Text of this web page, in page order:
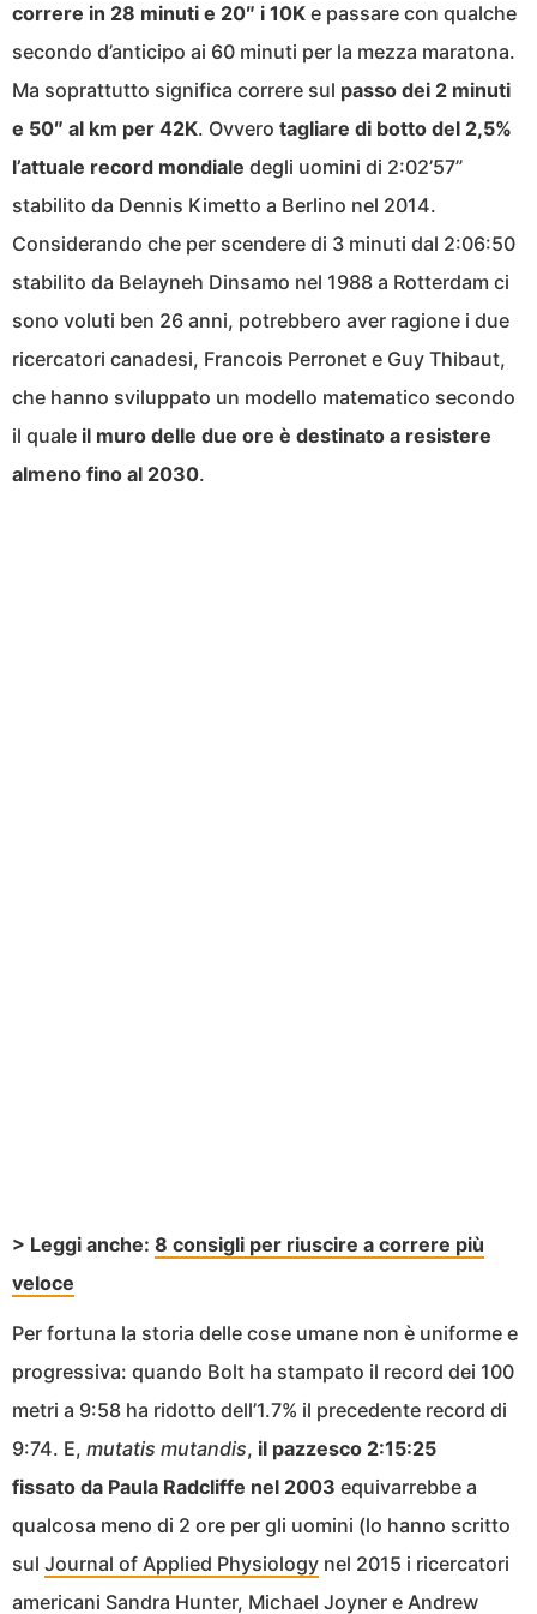
correre in 28 minuti e 20″ i 10K e passare con qualche
secondo d’anticipo ai 60 minuti per la mezza maratona.
Ma soprattutto significa correre sul passo dei 2 minuti
e 50″ al km per 42K. Ovvero tagliare di botto del 2,5%
l’attuale record mondiale degli uomini di 2:02’57”
stabilito da Dennis Kimetto a Berlino nel 2014.
Considerando che per scendere di 3 minuti dal 2:06:50
stabilito da Belayneh Dinsamo nel 1988 a Rotterdam ci
sono voluti ben 26 anni, potrebbero aver ragione i due
ricercatori canadesi, Francois Perronet e Guy Thibaut,
che hanno sviluppato un modello matematico secondo
il quale il muro delle due ore è destinato a resistere
almeno fino al 2030.
> Leggi anche: 8 consigli per riuscire a correre più
veloce
Per fortuna la storia delle cose umane non è uniforme e
progressiva: quando Bolt ha stampato il record dei 100
metri a 9:58 ha ridotto dell’1.7% il precedente record di
9:74. E, mutatis mutandis, il pazzesco 2:15:25
fissato da Paula Radcliffe nel 2003 equivarrebbe a
qualcosa meno di 2 ore per gli uomini (lo hanno scritto
sul Journal of Applied Physiology nel 2015 i ricercatori
americani Sandra Hunter, Michael Joyner e Andrew